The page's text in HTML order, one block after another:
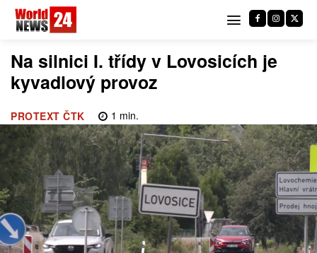
Na silnici I. třídy v Lovosicích je
kyvadlový provoz
PROTEXT ČTK 1 min.